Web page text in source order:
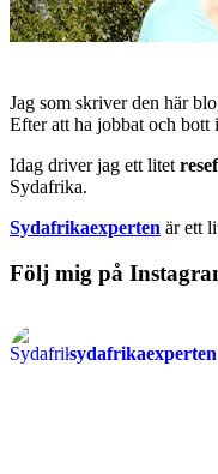
Jag som skriver den här
Efter att ha jobbat och
Idag driver jag ett litet
Sydafrika.
Sydafrikaexperten är ett
Följ mig på
sydafrikaexperten